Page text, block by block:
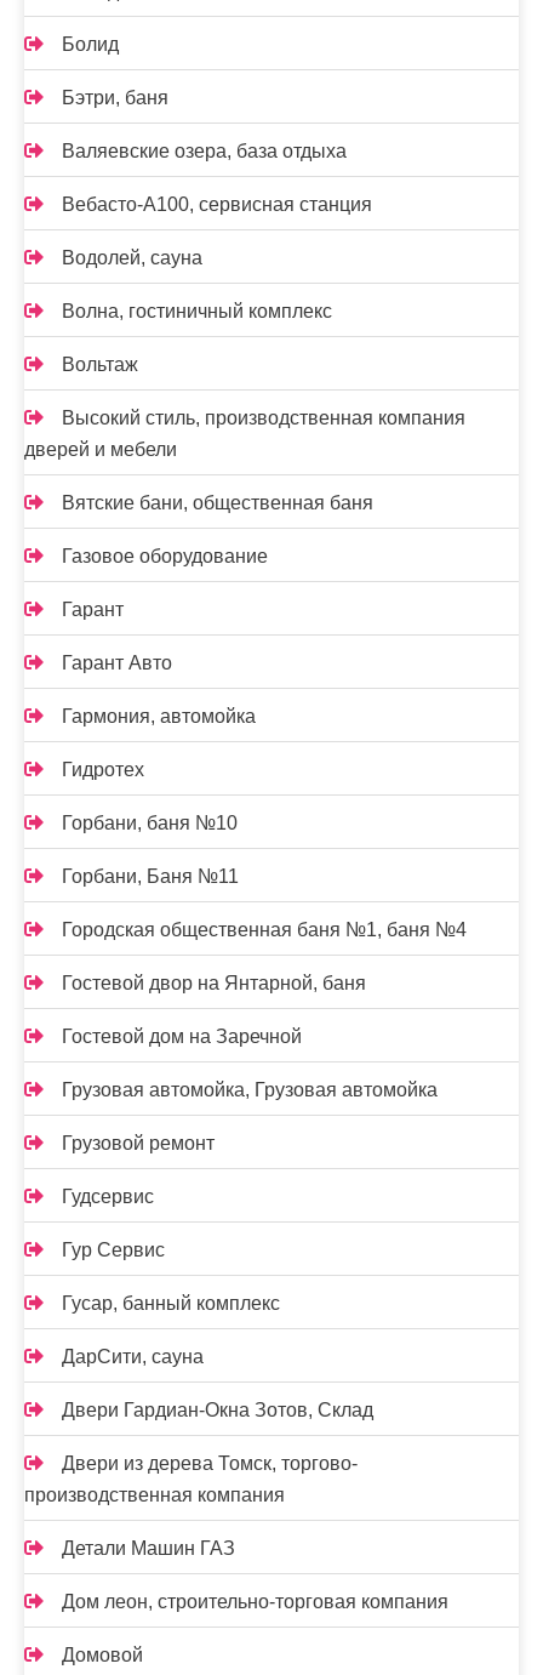
Болид
Бэтри, баня
Валяевские озера, база отдыха
Вебасто-А100, сервисная станция
Водолей, сауна
Волна, гостиничный комплекс
Вольтаж
Высокий стиль, производственная компания
дверей и мебели
Вятские бани, общественная баня
Газовое оборудование
Гарант
Гарант Авто
Гармония, автомойка
Гидротех
Горбани, баня №10
Горбани, Баня №11
Городская общественная баня №1, баня №4
Гостевой двор на Янтарной, баня
Гостевой дом на Заречной
Грузовая автомойка, Грузовая автомойка
Грузовой ремонт
Гудсервис
Гур Сервис
Гусар, банный комплекс
ДарСити, сауна
Двери Гардиан-Окна Зотов, Склад
Двери из дерева Томск, торгово-
производственная компания
Детали Машин ГАЗ
Дом леон, строительно-торговая компания
Домовой